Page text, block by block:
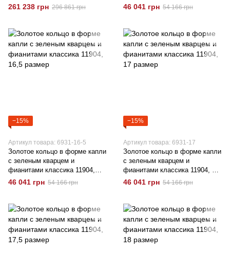
261 238 грн 296 861 грн
размер
46 041 грн 54 166 грн
−15%
Артикул товара: 6931-16-5
Золотое кольцо в форме капли
с зеленым кварцем и
фианитами классика 11904,
16,5 размер
46 041 грн 54 166 грн
−15%
Артикул товара: 6931-17
Золотое кольцо в форме капли
с зеленым кварцем и
фианитами классика 11904, 17
размер
46 041 грн 54 166 грн